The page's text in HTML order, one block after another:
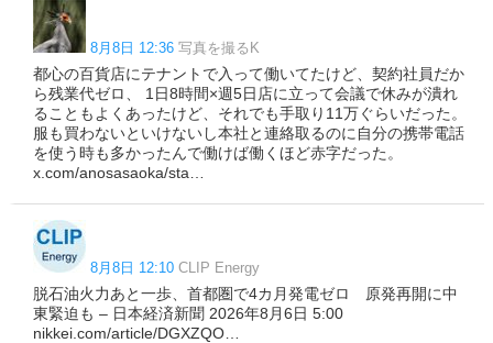
8月8日 12:36 写真を撮るK
都心の百貨店にテナントで入って働いてたけど、契約社員だか
ら残業代ゼロ、 1日8時間×週5日店に立って会議で休みが潰れ
ることもよくあったけど、それでも手取り11万ぐらいだった。
服も買わないといけないし本社と連絡取るのに自分の携帯電話
を使う時も多かったんで働けば働くほど赤字だった。
x.com/anosasaoka/sta…
8月8日 12:10 CLIP Energy
脱石油火力あと一歩、首都圏で4カ月発電ゼロ 原発再開に中
東緊迫も – 日本経済新聞 2026年8月6日 5:00
nikkei.com/article/DGXZQO…